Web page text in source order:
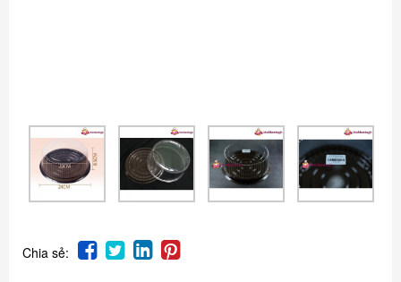
Chia sẻ: